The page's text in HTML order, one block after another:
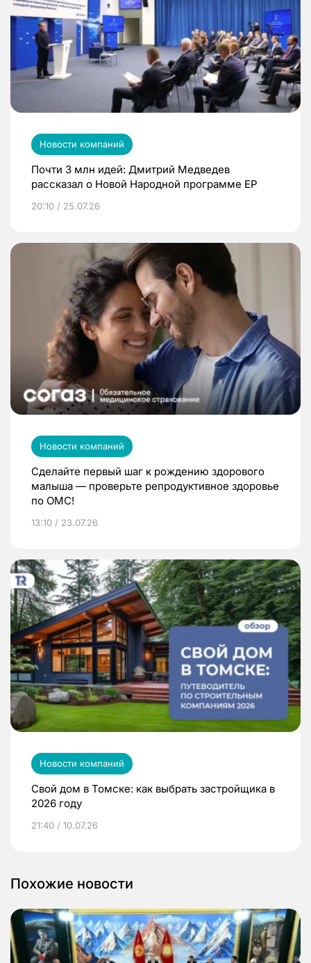
Новости компаний
Почти 3 млн идей: Дмитрий Медведев
рассказал о Новой Народной программе ЕР
20:10 / 25.07.26
Новости компаний
Сделайте первый шаг к рождению здорового
малыша — проверьте репродуктивное здоровье
по ОМС!
13:10 / 23.07.26
Новости компаний
Свой дом в Томске: как выбрать застройщика в
2026 году
21:40 / 10.07.26
Похожие новости